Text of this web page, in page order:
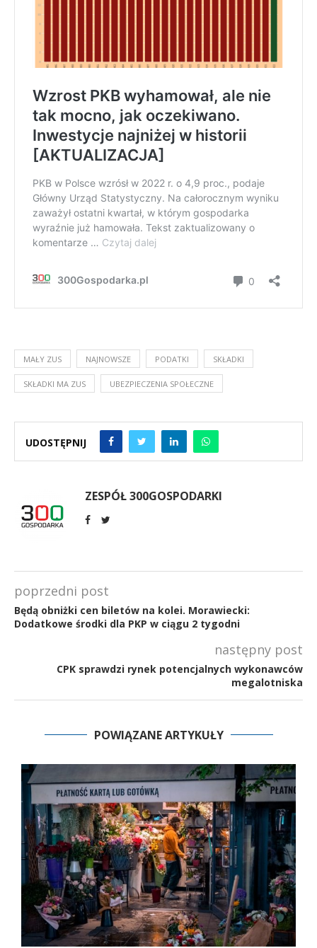
MAŁY ZUS NAJNOWSZE PODATKI SKŁADKI
SKŁADKI MA ZUS UBEZPIECZENIA SPOŁECZNE
UDOSTĘPNIJ
ZESPÓŁ 300GOSPODARKI
poprzedni post
Będą obniżki cen biletów na kolei. Morawiecki:
Dodatkowe środki dla PKP w ciągu 2 tygodni
następny post
CPK sprawdzi rynek potencjalnych wykonawców
megalotniska
POWIĄZANE ARTYKUŁY